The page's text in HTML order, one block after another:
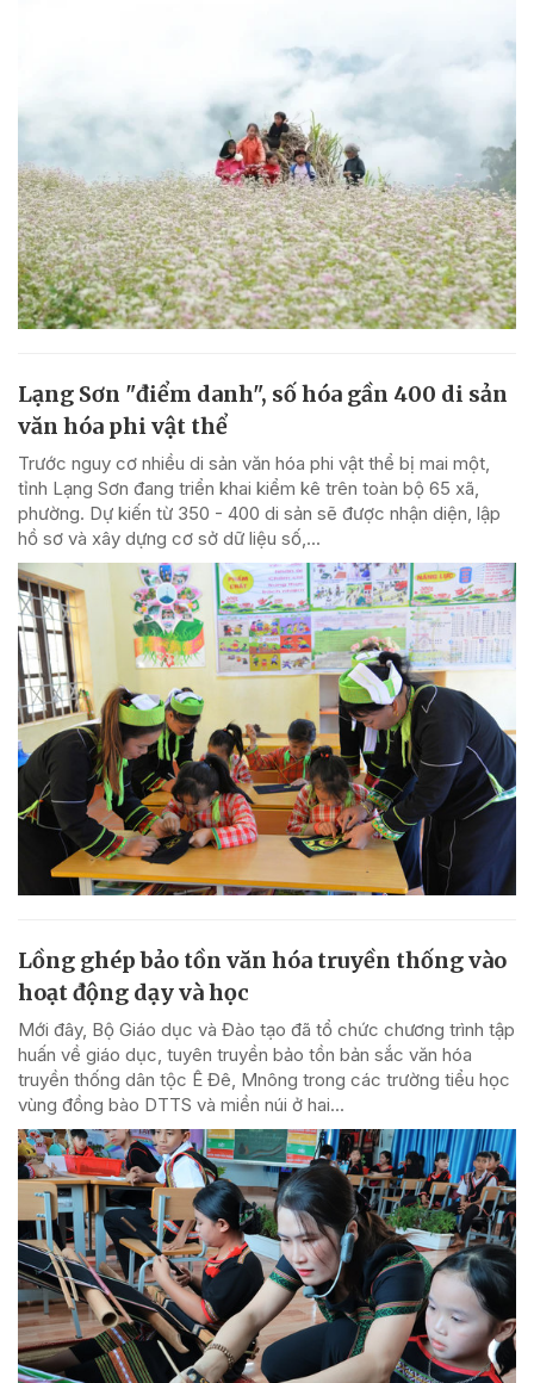
Lạng Sơn "điểm danh", số hóa gần 400 di sản
văn hóa phi vật thể
Trước nguy cơ nhiều di sản văn hóa phi vật thể bị mai một,
tỉnh Lạng Sơn đang triển khai kiểm kê trên toàn bộ 65 xã,
phường. Dự kiến từ 350 - 400 di sản sẽ được nhận diện, lập
hồ sơ và xây dựng cơ sở dữ liệu số,...
Lồng ghép bảo tồn văn hóa truyền thống vào
hoạt động dạy và học
Mới đây, Bộ Giáo dục và Đào tạo đã tổ chức chương trình tập
huấn về giáo dục, tuyên truyền bảo tồn bản sắc văn hóa
truyền thống dân tộc Ê Đê, Mnông trong các trường tiểu học
vùng đồng bào DTTS và miền núi ở hai...